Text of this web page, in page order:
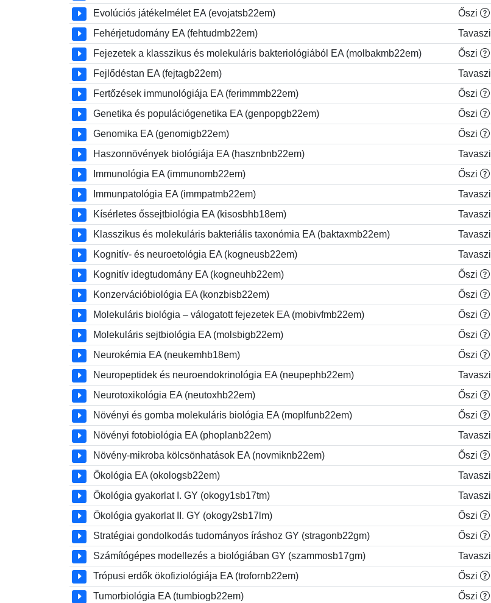
Evolúciós játékelmélet EA (evojatsb22em)
Őszi
Fehérjetudomány EA (fehtudmb22em)
Tavaszi
Fejezetek a klasszikus és molekuláris bakteriológiából EA (molbakmb22em)
Őszi
Fejlődéstan EA (fejtagb22em)
Tavaszi
Fertőzések immunológiája EA (ferimmmb22em)
Őszi
Genetika és populációgenetika EA (genpopgb22em)
Őszi
Genomika EA (genomigb22em)
Őszi
Haszonnövények biológiája EA (hasznbnb22em)
Tavaszi
Immunológia EA (immunomb22em)
Őszi
Immunpatológia EA (immpatmb22em)
Tavaszi
Kísérletes őssejtbiológia EA (kisosbhb18em)
Tavaszi
Klasszikus és molekuláris bakteriális taxonómia EA (baktaxmb22em)
Tavaszi
Kognitív- és neuroetológia EA (kogneusb22em)
Tavaszi
Kognitív idegtudomány EA (kogneuhb22em)
Őszi
Konzervációbiológia EA (konzbisb22em)
Őszi
Molekuláris biológia – válogatott fejezetek EA (mobivfmb22em)
Őszi
Molekuláris sejtbiológia EA (molsbigb22em)
Őszi
Neurokémia EA (neukemhb18em)
Őszi
Neuropeptidek és neuroendokrinológia EA (neupephb22em)
Tavaszi
Neurotoxikológia EA (neutoxhb22em)
Őszi
Növényi és gomba molekuláris biológia EA (moplfunb22em)
Őszi
Növényi fotobiológia EA (phoplanb22em)
Tavaszi
Növény-mikroba kölcsönhatások EA (novmiknb22em)
Őszi
Ökológia EA (okologsb22em)
Tavaszi
Ökológia gyakorlat I. GY (okogy1sb17tm)
Tavaszi
Ökológia gyakorlat II. GY (okogy2sb17lm)
Őszi
Stratégiai gondolkodás tudományos íráshoz GY (stragonb22gm)
Őszi
Számítógépes modellezés a biológiában GY (szammosb17gm)
Tavaszi
Trópusi erdők ökofiziológiája EA (trofornb22em)
Őszi
Tumorbiológia EA (tumbiogb22em)
Őszi